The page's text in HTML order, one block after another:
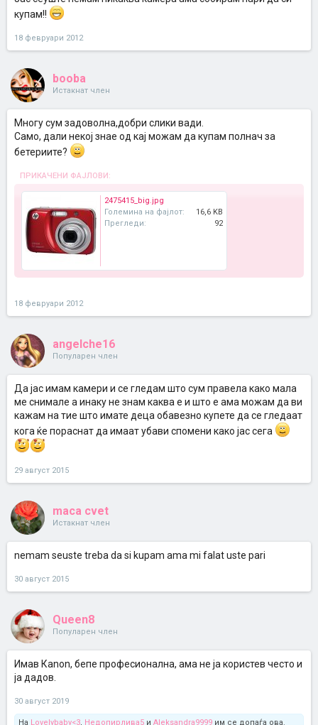
купам!!
18 февруари 2012
booba
Истакнат член
Многу сум задоволна,добри слики вади.
Само, дали некој знае од кај можам да купам полнач за
бетериите?
ПРИКАЧЕНИ ФАЈЛОВИ:
2475415_big.jpg
Големина на фајлот:
16,6 KB
Прегледи:
92
18 февруари 2012
angelche16
Популарен член
Да јас имам камери и се гледам што сум правела како мала
ме снимале а инаку не знам каква е и што е ама можам да ви
кажам на тие што имате деца обавезно купете да се гледаат
кога ќе пораснат да имаат убави спомени како јас сега
29 август 2015
maca cvet
Истакнат член
nemam seuste treba da si kupam ama mi falat uste pari
30 август 2015
Queen8
Популарен член
Имав Каnon, бепе професионална, ама не ја користев често и
ја дадов.
30 август 2019
На Lovelybaby<3, Недопирлива5 и Aleksandra9999 им се допаѓа ова.